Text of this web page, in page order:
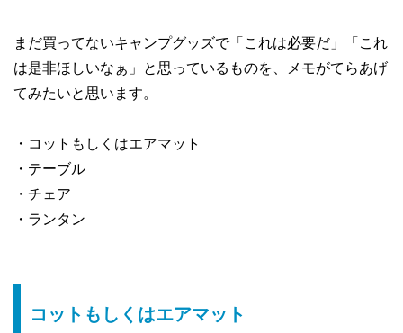
まだ買ってないキャンプグッズで「これは必要だ」「これ
は是非ほしいなぁ」と思っているものを、メモがてらあげ
てみたいと思います。
・コットもしくはエアマット
・テーブル
・チェア
・ランタン
コットもしくはエアマット